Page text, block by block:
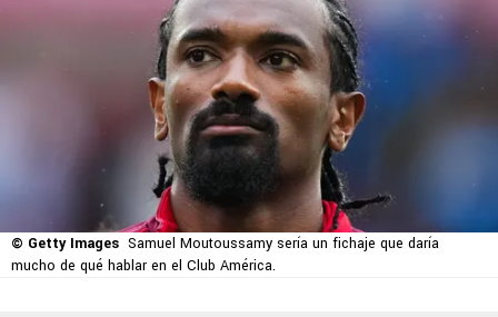
© Getty Images Samuel Moutoussamy sería un fichaje que daría
mucho de qué hablar en el Club América.